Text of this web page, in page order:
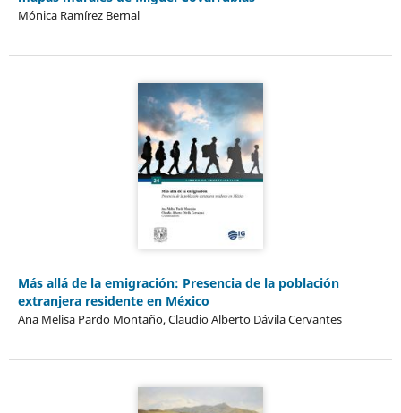
Mónica Ramírez Bernal
Más allá de la emigración: Presencia de la población
extranjera residente en México
Ana Melisa Pardo Montaño, Claudio Alberto Dávila Cervantes